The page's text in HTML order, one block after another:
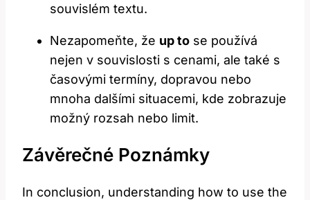
souvislém textu.
Nezapomeňte, že up to se používá
nejen v souvislosti s cenami, ale také s
časovými termíny, dopravou nebo
mnoha dalšími situacemi, kde zobrazuje
možný rozsah nebo limit.
Závěrečné Poznámky
In conclusion, understanding how to use the